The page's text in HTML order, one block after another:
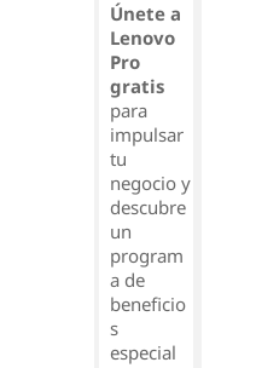
Únete a
Lenovo
Pro
gratis
para
impulsar
tu
negocio y
descubre
un
program
a de
beneficio
s
especial